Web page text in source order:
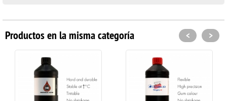
Productos en la misma categoría < >